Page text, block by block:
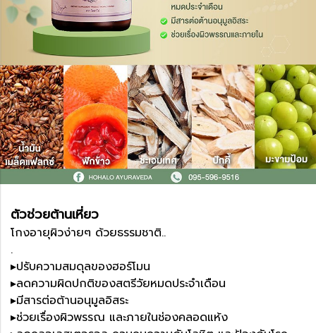
ตัวช่วยต้านเหี่ยว
โกงอายุผิวง่ายๆ ด้วยธรรมชาติ..
.
▸ปรับความสมดุลของฮอร์โมน
▸ลดความผิดปกติของสตรีวัยหมดประจำเดือน
▸มีสารต่อต้านอนุมูลอิสระ
▸ช่วยเรื่องผิวพรรณ และภายในช่องคลอดแห้ง